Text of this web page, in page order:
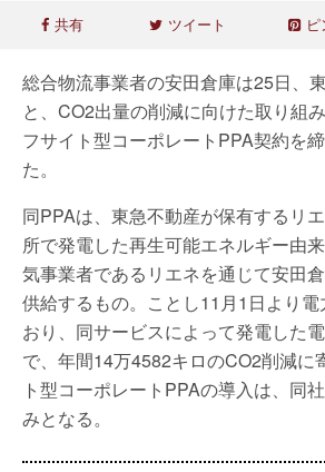
共有 ツイート ピ
総合物流事業者の安田倉庫は25日、
と、CO2出量の削減に向けた取り組
フサイト型コーポレートPPA契約を
た。
同PPAは、東急不動産が保有するリ
所で発電した再生可能エネルギー由
気事業者であるリエネを通じて安田
供給するもの。ことし11月1日より
おり、同サービスによって発電した
で、年間14万4582キロのCO2削減に
ト型コーポレートPPAの導入は、同
みとなる。